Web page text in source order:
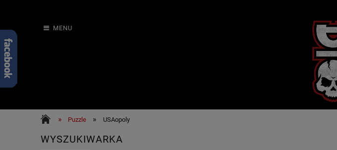
MENU
» Puzzle » USAopoly
WYSZUKIWARKA